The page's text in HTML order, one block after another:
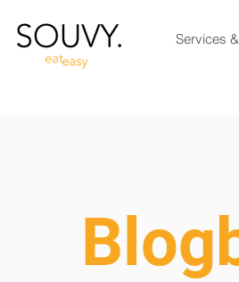
Services